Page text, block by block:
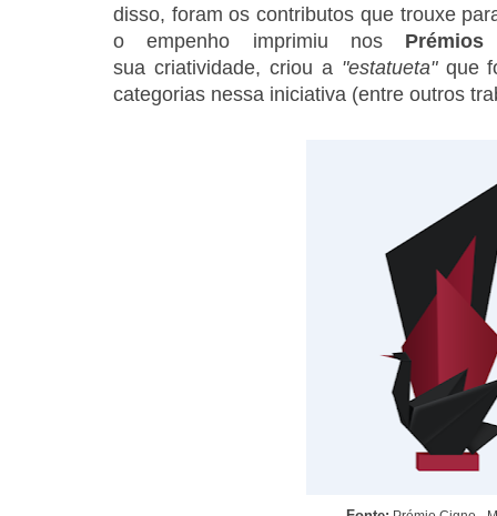
disso, foram oscontributos que trouxe
o empenho imprimiu nos
sua criatividade, criou a "estatueta"que
categorias nessa iniciativa (entre outros